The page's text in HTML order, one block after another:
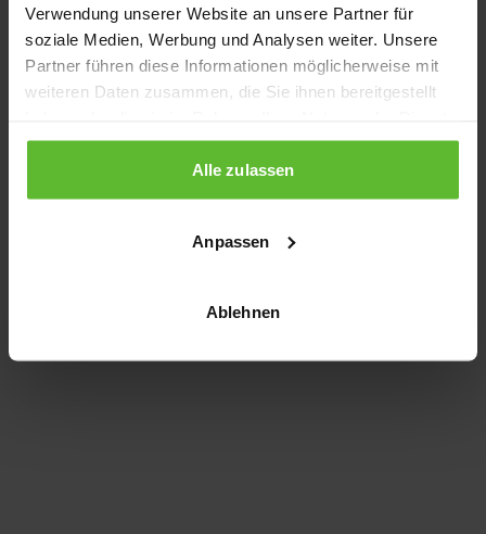
Verwendung unserer Website an unsere Partner für
soziale Medien, Werbung und Analysen weiter. Unsere
Partner führen diese Informationen möglicherweise mit
weiteren Daten zusammen, die Sie ihnen bereitgestellt
gesammelt haben.
Alle zulassen
Anpassen
Ablehnen
Application error: a client-side exception has occurred
loading www.kurzwego.de (see the browser console for more
information).